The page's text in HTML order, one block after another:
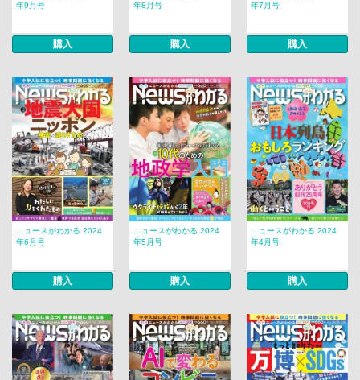
年9月号
購入
年8月号
購入
年7月号
購入
ニュースがわかる 2024
年6月号
購入
ニュースがわかる 2024
年5月号
購入
ニュースがわかる 2024
年4月号
購入